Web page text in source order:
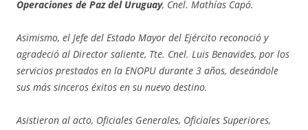
Operaciones de Paz del Uruguay, Cnel. Mathías Capó.
Asimismo, el Jefe del Estado Mayor del Ejército reconoció y
agradeció al Director saliente, Tte. Cnel. Luis Benavides, por los
servicios prestados en la ENOPU durante 3 años, deseándole
sus más sinceros éxitos en su nuevo destino.
Asistieron al acto, Oficiales Generales, Oficiales Superiores,